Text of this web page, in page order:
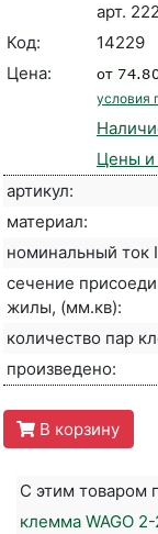
арт.
Код:
14229
Цена:
условия
Цены и
артикул:
материал:
номинальный ток
сечение
жилы, (мм.кв):
количество пар
произведено:
В корзину
С этим товаром
клемма WAGO